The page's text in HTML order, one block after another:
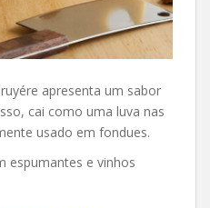
apresenta um sabor
cai como uma luva nas
usado em fondues.
espumantes e vinhos